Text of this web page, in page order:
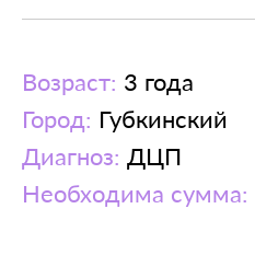
Возраст: 3 года
Город: Губкинский
Диагноз: ДЦП
Необходима сумма: